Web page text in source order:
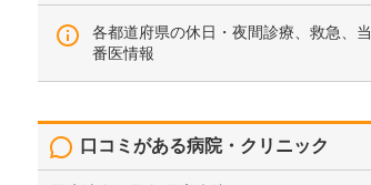
各都道府県の休日・夜間診療、救急、当
番医情報
口コミがある病院・クリニック